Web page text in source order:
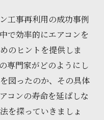
工事再利用の成功事例
で効率的にエアコンを
のヒントを提供しま
専門家がどのようにし
図ったのか、その具体
コンの寿命を延ばしな
を探っていきましょ